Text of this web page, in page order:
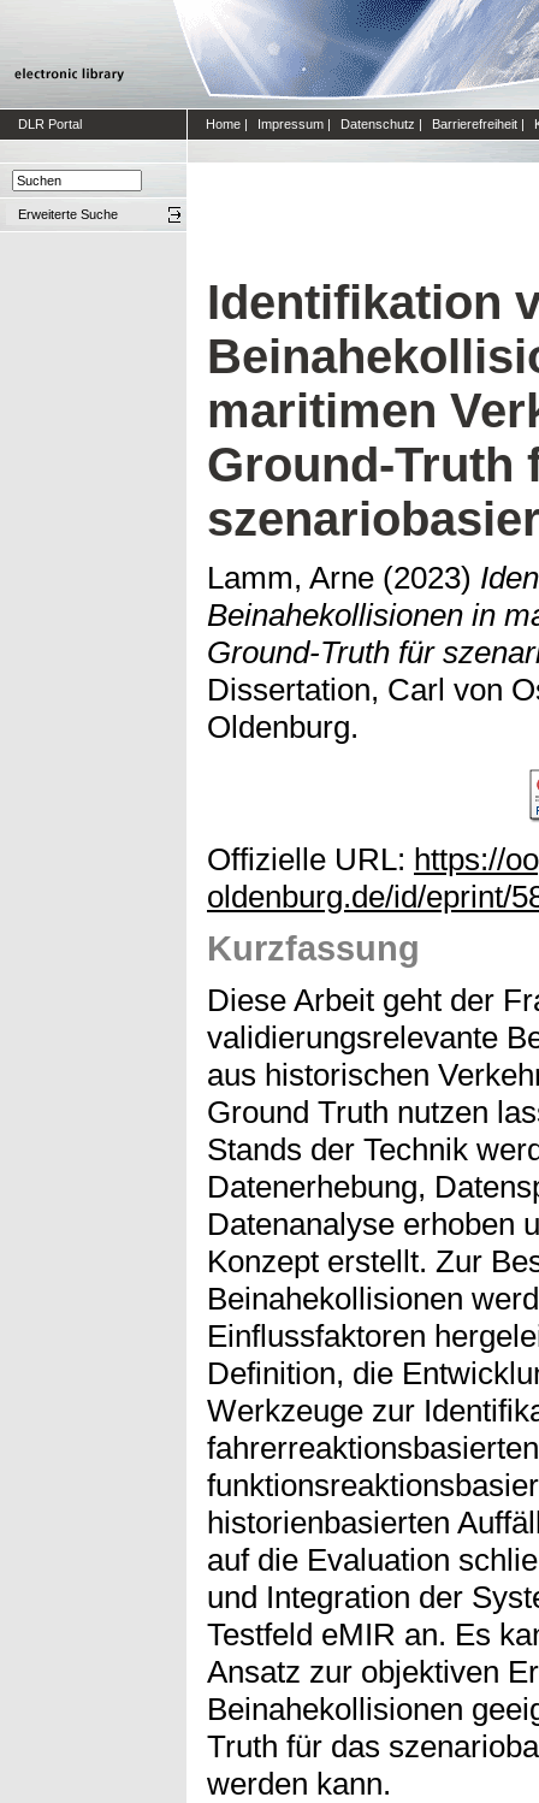
DLR Portal Home | Impressum | Datenschutz | Barrierefreiheit |
Erweiterte Suche
Identifikation
maritimen
Ground-Truth
Lamm, Arne (2023)
Beinahekollisionen in
Ground-Truth für
Dissertation, Carl von
Oldenburg.
Offizielle URL: https://
oldenburg.de/id/eprint/
Kurzfassung
Diese Arbeit geht der
validierungsrelevante
aus historischen
Ground Truth nutzen
Stands der Technik
Datenerhebung,
Datenanalyse erhoben
Konzept erstellt. Zur
Beinahekollisionen
Einflussfaktoren
Definition, die
Werkzeuge zur
historienbasierten
auf die Evaluation
und Integration der
Testfeld eMIR an. Es
Ansatz zur objektiven
Beinahekollisionen
Truth für das
werden kann.